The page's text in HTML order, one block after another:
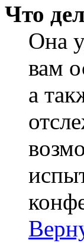
Что
Она
вам
а